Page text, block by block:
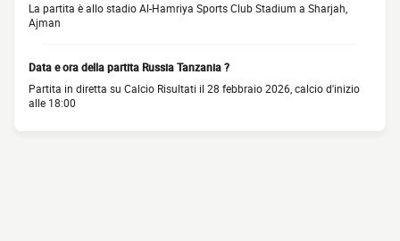
La partita è allo stadio Al-Hamriya Sports Club Stadium a Sharjah,
Ajman
Data e ora della partita Russia Tanzania ?
Partita in diretta su Calcio Risultati il 28 febbraio 2026, calcio d'inizio
alle 18:00